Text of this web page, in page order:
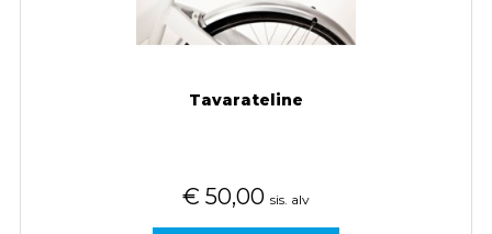
Tavarateline
€ 50,00 sis. alv